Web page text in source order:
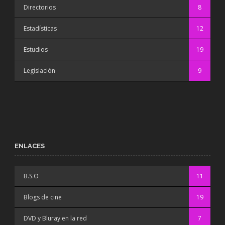
Directorios 8
Estadísticas 12
Estudios 19
Legislación 9
ENLACES
B.S.O 11
Blogs de cine 19
DVD y Bluray en la red 7